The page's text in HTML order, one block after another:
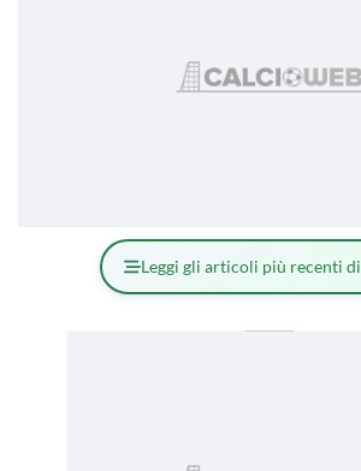
Leggi gli articoli più recenti di